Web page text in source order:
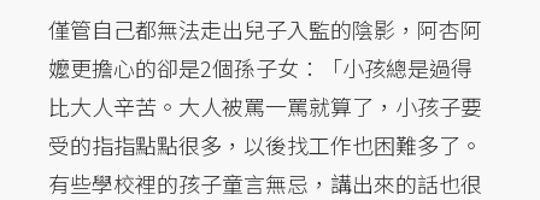
僅管自己都無法走出兒子入監的陰影，阿杏阿
嬤更擔心的卻是2個孫子女：「小孩總是過得
比大人辛苦。大人被罵一罵就算了，小孩子要
受的指指點點很多，以後找工作也困難多了。
有些學校裡的孩子童言無忌，講出來的話也很